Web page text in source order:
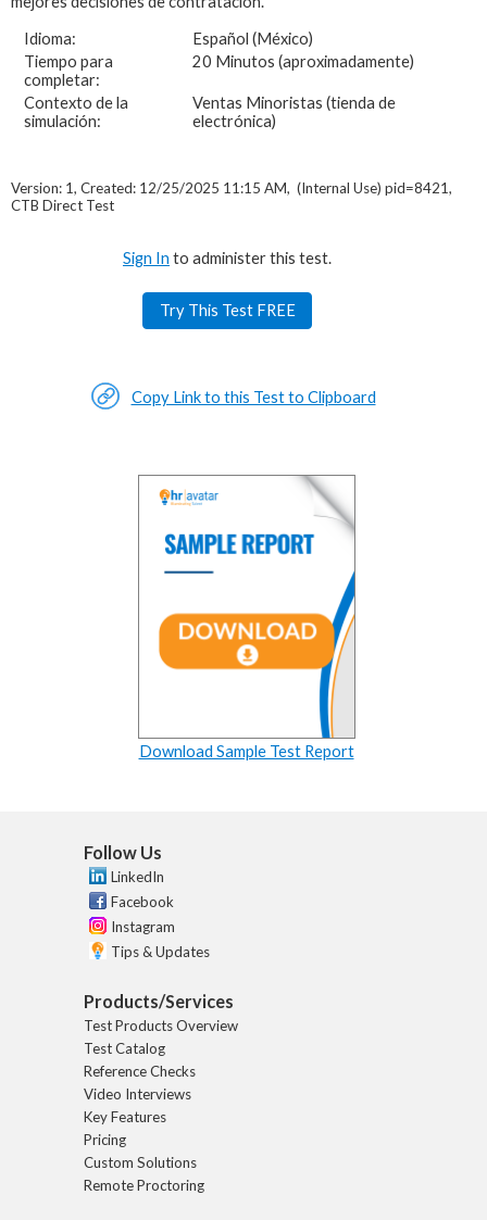
Idioma:
Español (México)
Tiempo para
completar:
20 Minutos (aproximadamente)
Contexto de la
simulación:
Ventas Minoristas (tienda de
electrónica)
Version: 1, Created: 12/25/2025 11:15 AM, (Internal Use) pid=8421,
CTB Direct Test
Sign In to administer this test.
Try This Test FREE
Copy Link to this Test to Clipboard
Download Sample Test Report
Follow Us
LinkedIn
Facebook
Instagram
Tips & Updates
Products/Services
Test Products Overview
Test Catalog
Reference Checks
Video Interviews
Key Features
Pricing
Custom Solutions
Remote Proctoring